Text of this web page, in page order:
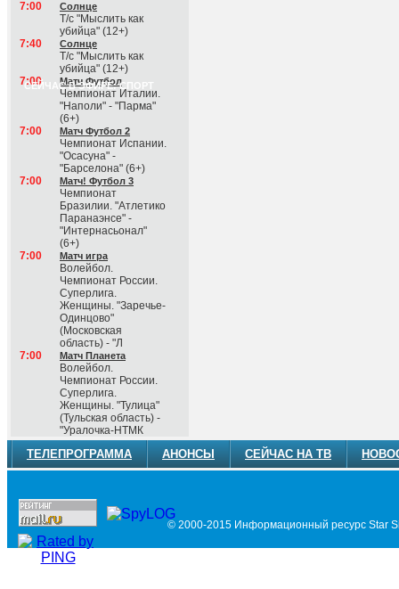
7:00 Солнце
Т/с "Мыслить как
убийца" (12+)
7:40
Солнце
Т/с "Мыслить как
убийца" (12+)
СЕЙЧАС В ЭФИРЕ: СПОРТ
7:00 Матч Футбол
Чемпионат Италии.
"Наполи" - "Парма"
(6+)
7:00
Матч Футбол 2
Чемпионат Испании.
"Осасуна" -
"Барселона" (6+)
7:00
Матч! Футбол 3
Чемпионат
Бразилии. "Атлетико
Паранаэнсе" -
"Интернасьонал"
(6+)
7:00
Матч игра
Волейбол.
Чемпионат России.
Суперлига.
Женщины. "Заречье-
Одинцово"
(Московская
область) - "Л
7:00
Матч Планета
Волейбол.
Чемпионат России.
Суперлига.
Женщины. "Тулица"
(Тульская область) -
"Уралочка-НТМК
ТЕЛЕПРОГРАММА АНОНСЫ СЕЙЧАС НА ТВ
© 2000-2015 Информационный ресурс Star